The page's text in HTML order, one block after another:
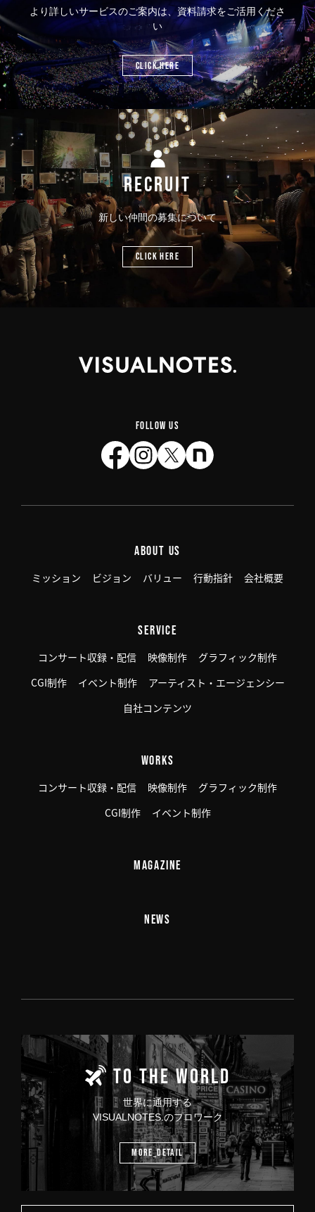
より詳しいサービスのご案内は、資料請求をご活用くださ
い
CLICK HERE
RECRUIT
新しい仲間の募集について
CLICK HERE
FOLLOW US
ABOUT US
ミッション ビジョン バリュー 行動指針 会社概要
SERVICE
コンサート収録・配信 映像制作
グラフィック制作
CGI制作
イベント制作
アーティスト・エージェンシー
自社コンテンツ
WORKS
コンサート収録・配信 映像制作
グラフィック制作
CGI制作
イベント制作
MAGAZINE
NEWS
TO THE WORLD
世界に通用する
VISUALNOTES.のプロワーク
MORE_DETAIL